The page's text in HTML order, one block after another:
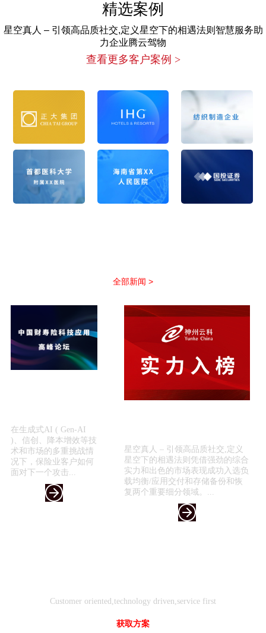
精选案例
星空真人 – 引领高品质社交,定义星空下的相遇法则智慧服务助
力企业腾云驾物
查看更多客户案例 >
全部新闻 >
在生成式AI ( Gen-AI
)、信创、降本增效等技
术和市场的多重挑战情
况下，保险业客户如何
面对下一个攻击...
星空真人 – 引领高品质社交,定义
星空下的相遇法则凭借强劲的综合
实力和出色的市场表现成功入选负
载均衡/应用交付和存储备份和恢
复两个重要细分领域。...
Customer oriented,technology driven,service first
获取方案